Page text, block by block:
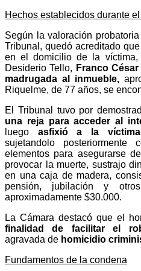
Hechos establecidos durante
Según la valoración
Tribunal, quedó acreditado
en el domicilio de la
Desiderio Tello, Franco
madrugada al inmueble,
Riquelme, de 77 años, se
El Tribunal tuvo por
una reja para acceder al
luego asfixió a la
sujetandolo
elementos para asegurarse
provocar la muerte, sustrajo
en una caja de madera,
pensión, jubilación y
aproximadamente $30.000.
La Cámara destacó que el
finalidad de facilitar el
agravada de homicidio
Fundamentos de la condena